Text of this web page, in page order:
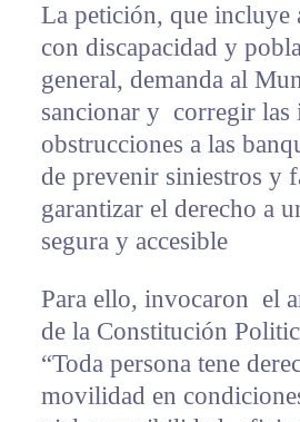
La petición, que incluye
con discapacidad y
general, demanda al
sancionar y corregir las
obstrucciones a las
de prevenir siniestros y
garantizar el derecho a
segura y accesible
Para ello, invocaron el
de la Constitución
“Toda persona tene
movilidad en